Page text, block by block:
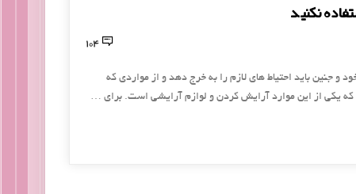
نکنید
104
و جنین باید احتیاط های لازم را به خرج دهد و از مواردی که
یکی از این موارد آرایش کردن و لوازم آرایشی است. برای …